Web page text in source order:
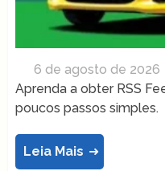
6 de agosto de 2026
Aprenda a obter RSS
poucos passos simples.
Leia Mais